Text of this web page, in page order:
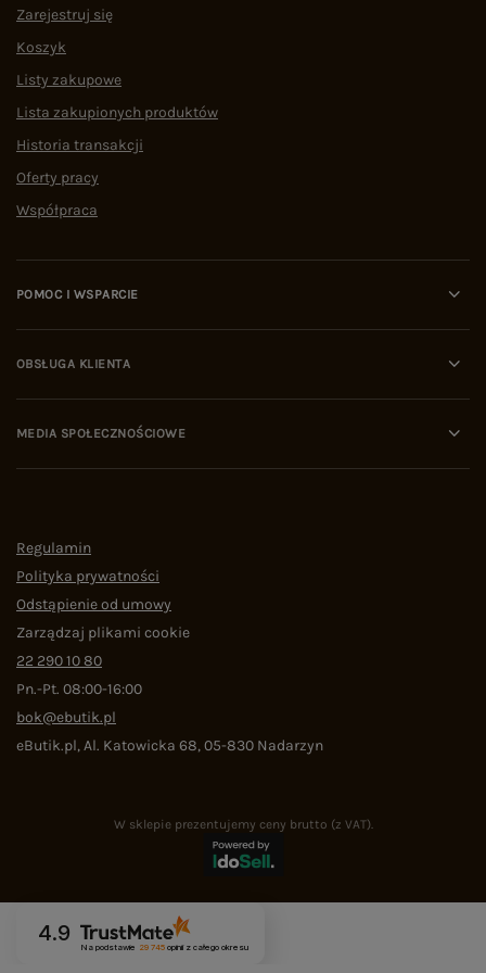
Zarejestruj się
Koszyk
Listy zakupowe
Lista zakupionych produktów
Historia transakcji
Oferty pracy
Współpraca
POMOC I WSPARCIE
OBSŁUGA KLIENTA
MEDIA SPOŁECZNOŚCIOWE
Regulamin
Polityka prywatności
Odstąpienie od umowy
Zarządzaj plikami cookie
22 290 10 80
Pn.-Pt. 08:00-16:00
bok@ebutik.pl
eButik.pl,Al. Katowicka 68,05-830 Nadarzyn
W sklepie prezentujemy ceny brutto (z VAT).
4.9
Na podstawie 29 745opinii z całego okresu